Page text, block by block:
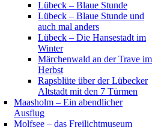
Lübeck – Blaue Stunde
Lübeck – Blaue Stunde und
auch mal anders
Lübeck – Die Hansestadt im
Winter
Märchenwald an der Trave im
Herbst
Rapsblüte über der Lübecker
Altstadt mit den 7 Türmen
Maasholm – Ein abendlicher
Ausflug
Molfsee – das Freilichtmuseum